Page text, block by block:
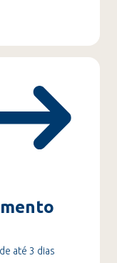
até 3 dias